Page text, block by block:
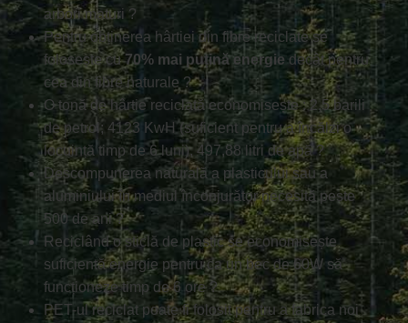
arbori maturi ?
Pentru obținerea hârtiei din fibre reciclate se
folosește cu70% mai puțină energiedecât pentru
cea din fibre naturale ?
O tonă de hârtie reciclată economisește : 2,5 barili
de petrol; 4123 KwH (suficient pentru a încălzi o
locuință timp de 6 luni), 497,88 litri de apă ?
Descompunerea naturală a plasticului sau a
aluminiului în mediul înconjurător necesită peste
500 de ani ?
Reciclând o sticlă de plastic se economisește
suficientă energie pentru ca un bec de 60W să
funcționeze timp de 6 ore ?
PET-ul reciclat poate fi folosit pentru a fabrica noi